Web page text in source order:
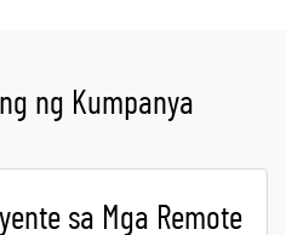
ng Kumpanya
sa Mga Remote